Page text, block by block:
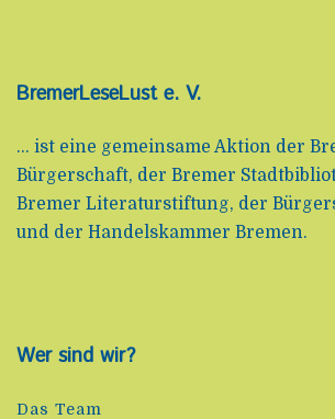
BremerLeseLust e. V.
... ist eine gemeinsame Aktion der
Bürgerschaft, der Bremer
Bremer Literaturstiftung, der
und der Handelskammer Bremen.
Wer sind wir?
Das Team